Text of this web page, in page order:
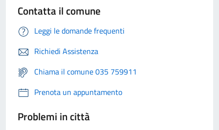
Contatta il comune
Leggi le domande frequenti
Richiedi Assistenza
Chiama il comune 035 759911
Prenota un appuntamento
Problemi in città